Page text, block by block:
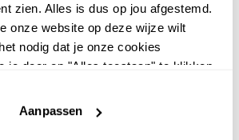
zien. Alles is dus op jou afgestemd.
onze website op deze wijze wilt
nodig dat je onze cookies
je door op "Alles toestaan" te klikken.
functioneert.
Aanpassen